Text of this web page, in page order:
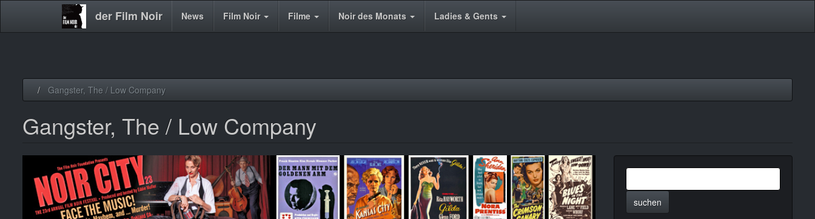
der Film Noir
Main News Film Noir Filme Noir des Monats Ladies & Gents
Gangster, The / Low Company
Gangster, The / Low Company
suchen